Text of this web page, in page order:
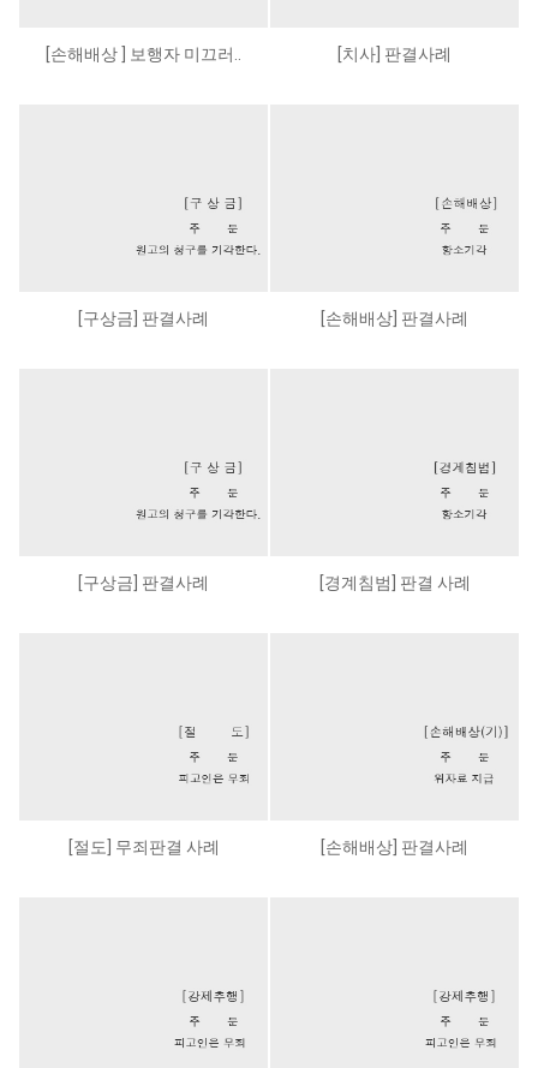
[손해배상 ] 보행자 미끄러.. [치사] 판결사례
[구상금] 판결사례 [손해배상] 판결사례
[구상금] 판결사례 [경계침범] 판결 사례
[절도] 무죄판결 사례 [손해배상] 판결사례